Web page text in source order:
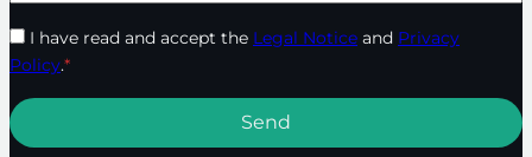
I have read and accept the Legal Notice and Privacy
Policy.*